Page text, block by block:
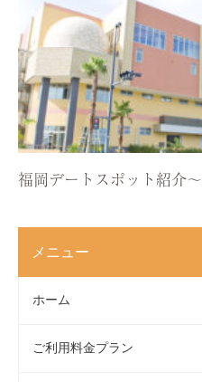
福岡デートスポット紹介
メニュー
ホーム
ご利用料金プラン